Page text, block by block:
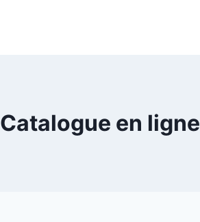
Catalogue en ligne